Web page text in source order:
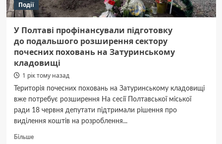
Події
У Полтаві профінансували підготовку
до подальшого розширення сектору
почесних поховань на Затуринському
кладовищі
1 рік тому назад
Територія почесних поховань на Затуринському кладовищі
вже потребує розширення На сесії Полтавської міської
ради 18 червня депутати підтримали рішення про
виділення коштів на розроблення...
БільшеДокладніше